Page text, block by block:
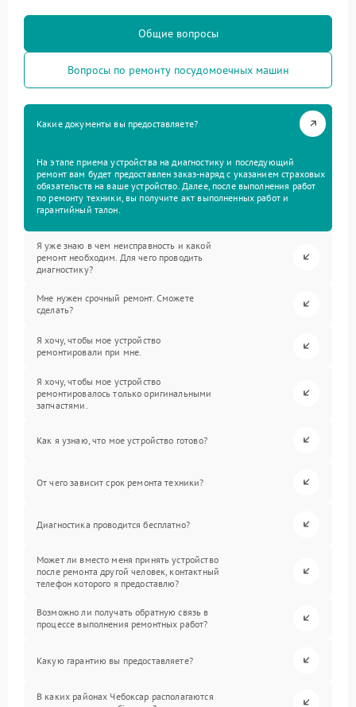
Общие вопросы
Вопросы по ремонту посудомоечных машин
Какие документы вы предоставляете?
На этапе приема устройства на диагностику и последующий
ремонт вам будет предоставлен заказ-наряд с указанием страховых
обязательств на ваше устройство. Далее, после выполнения работ
по ремонту техники, вы получите акт выполненных работ и
гарантийный талон.
Я уже знаю в чем неисправность и какой
ремонт необходим. Для чего проводить
диагностику?
Мне нужен срочный ремонт. Сможете
сделать?
Я хочу, чтобы мое устройство
ремонтировали при мне.
Я хочу, чтобы мое устройство
ремонтировалось только оригинальными
запчастями.
Как я узнаю, что мое устройство готово?
От чего зависит срок ремонта техники?
Диагностика проводится бесплатно?
Может ли вместо меня принять устройство
после ремонта другой человек, контактный
телефон которого я предоставлю?
Возможно ли получать обратную связь в
процессе выполнения ремонтных работ?
Какую гарантию вы предоставляете?
В каких районах Чебоксар располагаются